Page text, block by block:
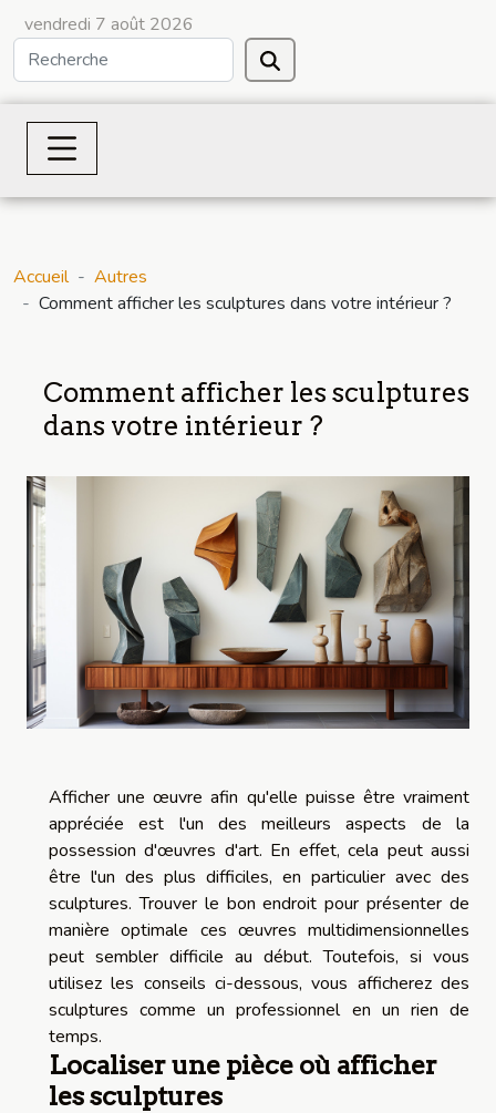
vendredi 7 août 2026
Accueil
Autres
Comment afficher les sculptures dans votre intérieur ?
Comment afficher les sculptures
dans votre intérieur ?
Afficher une œuvre afin qu'elle puisse être vraiment
appréciée est l'un des meilleurs aspects de la
possession d'œuvres d'art. En effet, cela peut aussi
être l'un des plus difficiles, en particulier avec des
sculptures. Trouver le bon endroit pour présenter de
manière optimale ces œuvres multidimensionnelles
peut sembler difficile au début. Toutefois, si vous
utilisez les conseils ci-dessous, vous afficherez des
sculptures comme un professionnel en un rien de
temps.
Localiser une pièce où afficher
les sculptures